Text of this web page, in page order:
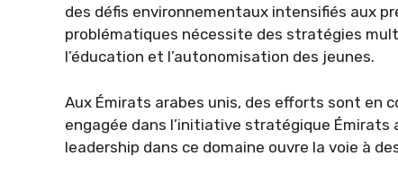
des défis environnementaux intensifiés aux
problématiques nécessite des stratégies
l’éducation et l’autonomisation des jeunes.
Aux Émirats arabes unis, des efforts sont en
engagée dans l’initiative stratégique Émirats
leadership dans ce domaine ouvre la voie à